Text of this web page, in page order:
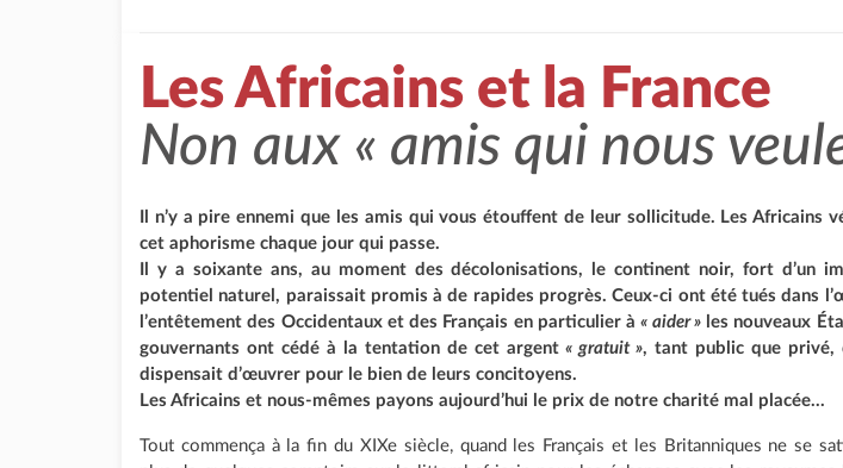
Les Africains et la France
Non aux « amis qui nous
Il n’y a pire ennemi que les amis qui vous étouffent de leur sollicitude. Les Africains
cet aphorisme chaque jour qui passe.
Il y a soixante ans, au moment des décolonisations, le continent noir, fort d’un
potentiel naturel, paraissait promis à de rapides progrès. Ceux-ci ont été tués dans
l’entêtement des Occidentaux et des Français en particulier à« aider »les nouveaux
gouvernants ont cédé à la tentation de cet argent« gratuit », tant public que privé,
dispensait d’œuvrer pour le bien de leurs concitoyens.
Les Africains et nous-mêmes payons aujourd’hui le prix de notre charité mal placée…
Tout commença à la fin du XIXe siècle, quand les Français et les Britanniques ne se